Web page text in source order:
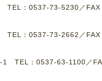
TEL：0537-73-5230 ／
TEL：0537-73-2662 ／
1 TEL：0537-63-1100 ／